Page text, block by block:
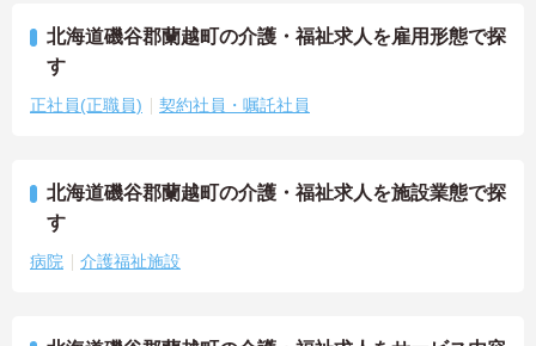
北海道磯谷郡蘭越町の介護・福祉求人を雇用形態で探
す
正社員(正職員) 契約社員・嘱託社員
北海道磯谷郡蘭越町の介護・福祉求人を施設業態で探
す
病院 介護福祉施設